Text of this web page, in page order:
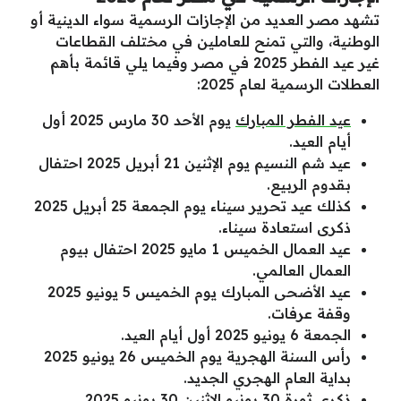
تشهد مصر العديد من الإجازات الرسمية سواء الدينية أو
الوطنية، والتي تمنح للعاملين في مختلف القطاعات
غير عيد الفطر 2025 في مصر وفيما يلي قائمة بأهم
العطلات الرسمية لعام 2025:
عيد الفطر المبارك
يوم الأحد 30 مارس 2025 أول
أيام العيد.
عيد شم النسيم يوم الإثنين 21 أبريل 2025 احتفال
بقدوم الربيع.
كذلك عيد تحرير سيناء يوم الجمعة 25 أبريل 2025
ذكرى استعادة سيناء.
عيد العمال الخميس 1 مايو 2025 احتفال بيوم
العمال العالمي.
عيد الأضحى المبارك يوم الخميس 5 يونيو 2025
وقفة عرفات.
الجمعة 6 يونيو 2025 أول أيام العيد.
رأس السنة الهجرية يوم الخميس 26 يونيو 2025
بداية العام الهجري الجديد.